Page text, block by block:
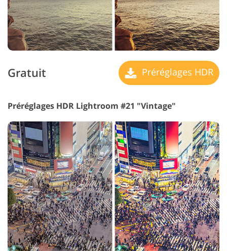
Gratuit Préréglages HDR
Préréglages HDR Lightroom #21 "Vintage"